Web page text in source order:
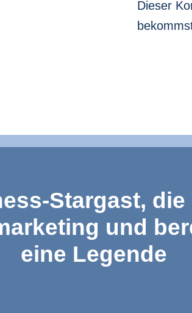
Dieser
Stargast, die
und
eine Legende